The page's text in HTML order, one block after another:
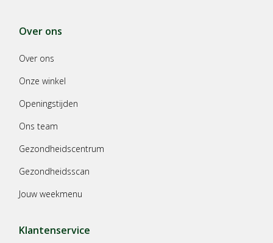
Over ons
Over ons
Onze winkel
Openingstijden
Ons team
Gezondheidscentrum
Gezondheidsscan
Jouw weekmenu
Klantenservice